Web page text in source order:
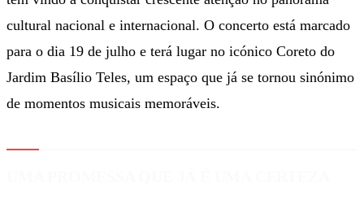
cultural nacional e internacional. O concerto está marcado
para o dia 19 de julho e terá lugar no icónico Coreto do
Jardim Basílio Teles, um espaço que já se tornou sinónimo
de momentos musicais memoráveis.